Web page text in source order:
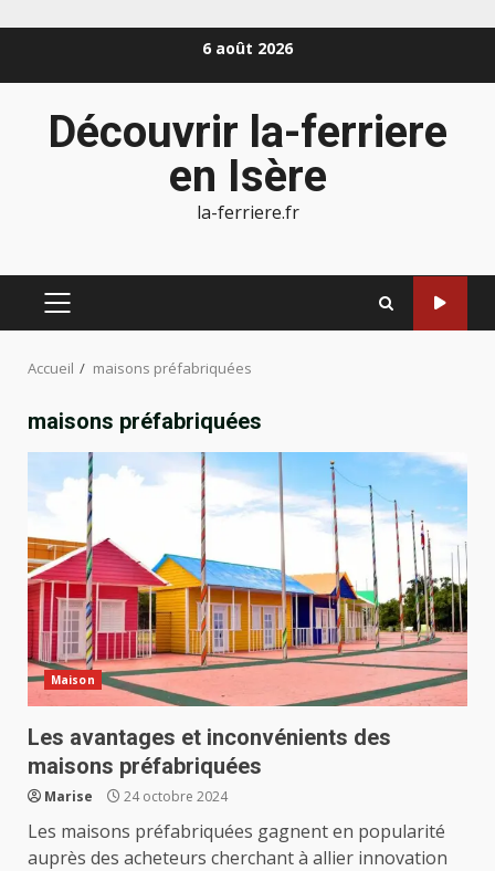
6 août 2026
Découvrir la-ferriere
en Isère
la-ferriere.fr
MENU
Accueil maisons préfabriquées
maisons préfabriquées
Maison
Les avantages et inconvénients des
maisons préfabriquées
Marise 24 octobre 2024
Les maisons préfabriquées gagnent en popularité
auprès des acheteurs cherchant à allier innovation